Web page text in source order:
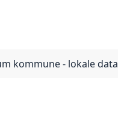
kommune - lokale data